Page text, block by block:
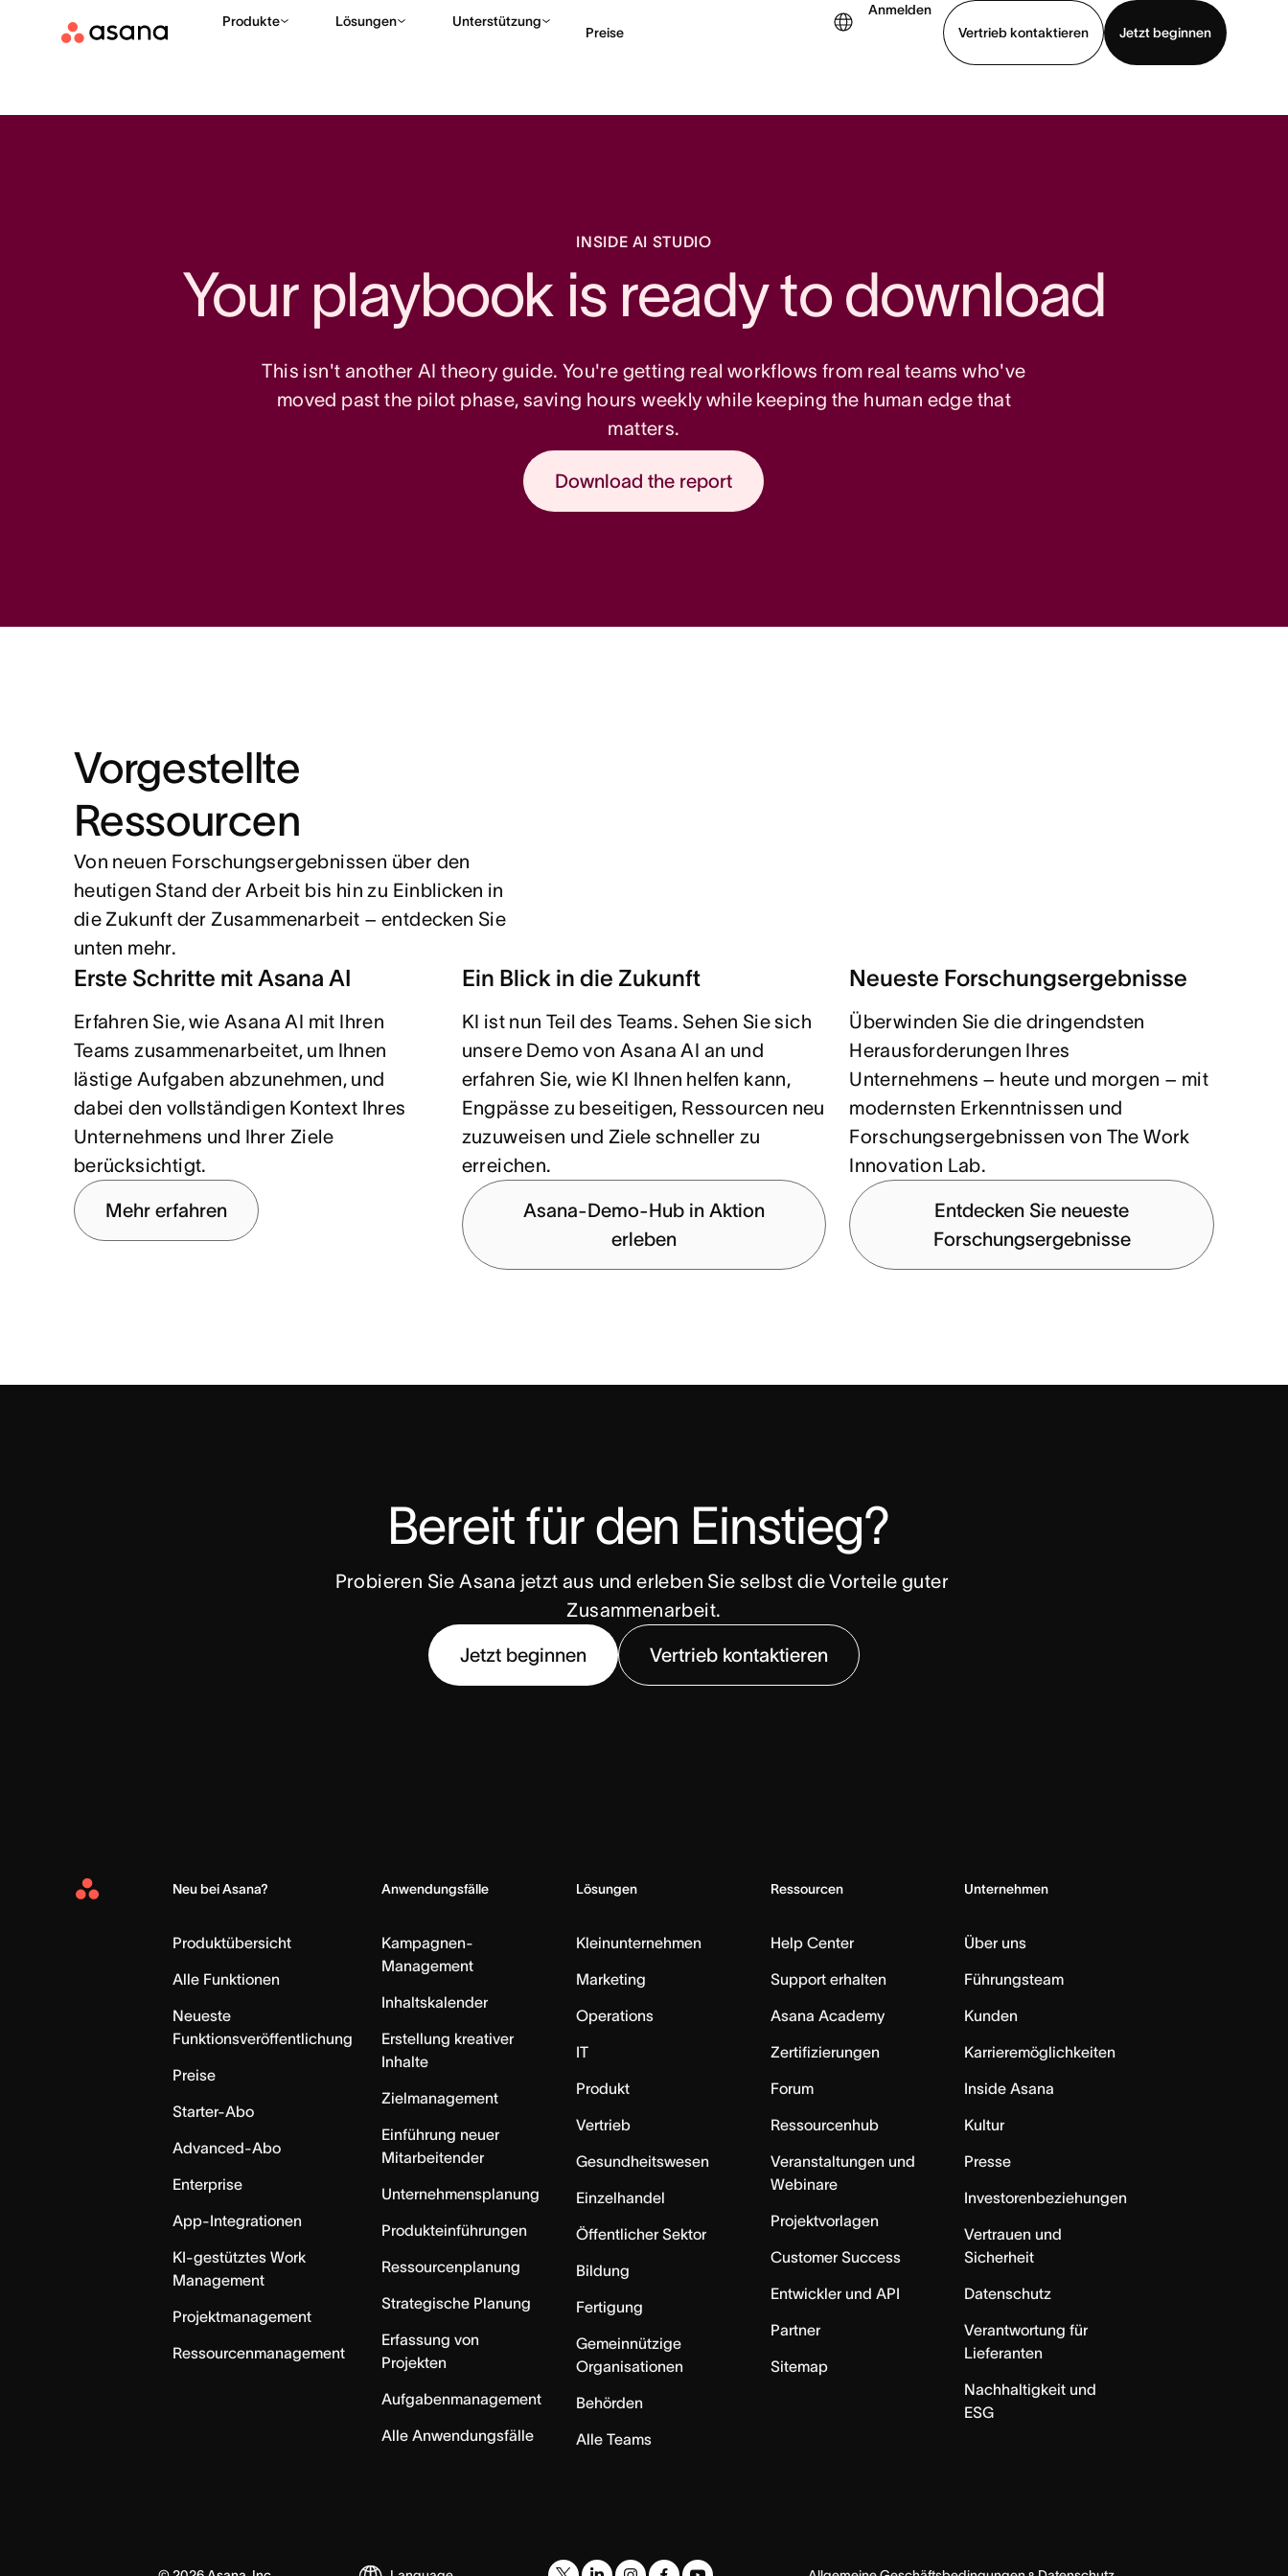
Produkte Lösungen Unterstützung
Preise
Anmelden
Vertrieb kontaktieren
Jetzt beginnen
INSIDE AI STUDIO
Your playbook is ready to download
This isn't another AI theory guide. You're getting real workflows from real teams who've
moved past the pilot phase, saving hours weekly while keeping the human edge that
matters.
Download the report
Vorgestellte
Ressourcen
Von neuen Forschungsergebnissen über den
heutigen Stand der Arbeit bis hin zu Einblicken in
die Zukunft der Zusammenarbeit – entdecken Sie
unten mehr.
Erste Schritte mit Asana AI
Erfahren Sie, wie Asana AI mit Ihren
Teams zusammenarbeitet, um Ihnen
lästige Aufgaben abzunehmen, und
dabei den vollständigen Kontext Ihres
Unternehmens und Ihrer Ziele
berücksichtigt.
Mehr erfahren
Ein Blick in die Zukunft
KI ist nun Teil des Teams. Sehen Sie sich
unsere Demo von Asana AI an und
erfahren Sie, wie KI Ihnen helfen kann,
Engpässe zu beseitigen, Ressourcen neu
zuzuweisen und Ziele schneller zu
erreichen.
Asana-Demo-Hub in Aktion
erleben
Neueste Forschungsergebnisse
Überwinden Sie die dringendsten
Herausforderungen Ihres
Unternehmens – heute und morgen – mit
modernsten Erkenntnissen und
Forschungsergebnissen von The Work
Innovation Lab.
Entdecken Sie neueste
Forschungsergebnisse
Bereit für den Einstieg?
Probieren Sie Asana jetzt aus und erleben Sie selbst die Vorteile guter
Zusammenarbeit.
Jetzt beginnen Vertrieb kontaktieren
Asana
Neu bei Asana?
Produktübersicht
Alle Funktionen
Neueste
Funktionsveröffentlichung
Preise
Starter-Abo
Advanced-Abo
Enterprise
App-Integrationen
KI-gestütztes Work
Management
Projektmanagement
Ressourcenmanagement
Anwendungsfälle
Kampagnen-
Management
Inhaltskalender
Erstellung kreativer
Inhalte
Zielmanagement
Einführung neuer
Mitarbeitender
Unternehmensplanung
Produkteinführungen
Ressourcenplanung
Strategische Planung
Erfassung von
Projekten
Aufgabenmanagement
Alle Anwendungsfälle
Lösungen
Kleinunternehmen
Marketing
Operations
IT
Produkt
Vertrieb
Gesundheitswesen
Einzelhandel
Öffentlicher Sektor
Bildung
Fertigung
Gemeinnützige
Organisationen
Behörden
Alle Teams
Ressourcen
Help Center
Support erhalten
Asana Academy
Zertifizierungen
Forum
Ressourcenhub
Veranstaltungen und
Webinare
Projektvorlagen
Customer Success
Entwickler und API
Partner
Sitemap
Unternehmen
Über uns
Führungsteam
Kunden
Karrieremöglichkeiten
Inside Asana
Kultur
Presse
Investorenbeziehungen
Vertrauen und
Sicherheit
Datenschutz
Verantwortung für
Lieferanten
Nachhaltigkeit und
ESG